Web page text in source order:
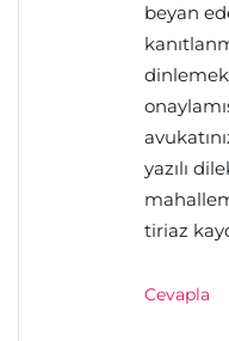
beyan
dinlemek
yazılı
tiriaz
Cevapla